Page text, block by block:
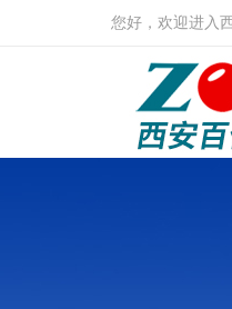
您好，欢迎进入